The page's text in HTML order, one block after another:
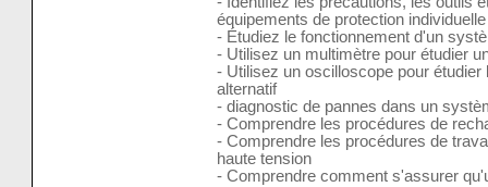
équipements de protection individuelle
- Étudiez le fonctionnement d'un
- Utilisez un multimètre pour étudier
- Utilisez un oscilloscope pour
alternatif
- diagnostic de pannes dans un
- Comprendre les procédures de
- Comprendre les procédures de
haute tension
- Comprendre comment s'assurer